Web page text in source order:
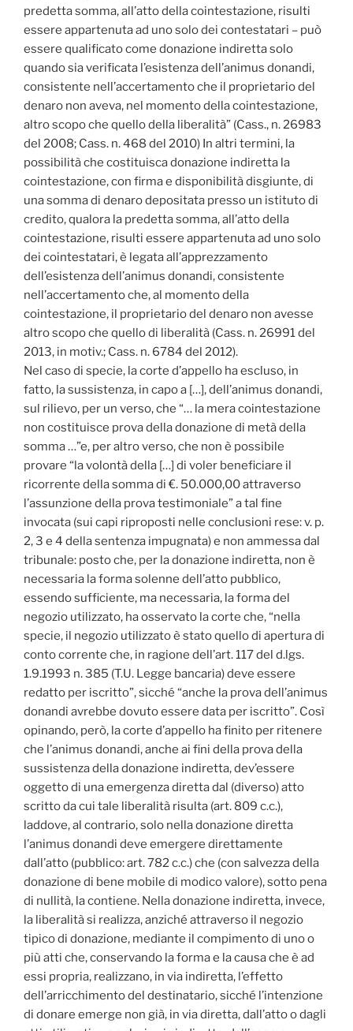
predetta somma, all’atto della cointestazione, risulti
essere appartenuta ad uno solo dei contestatari – può
essere qualificato come donazione indiretta solo
quando sia verificata l’esistenza dell’animus donandi,
consistente nell’accertamento che il proprietario del
denaro non aveva, nel momento della cointestazione,
altro scopo che quello della liberalità” (Cass., n. 26983
del 2008; Cass. n. 468 del 2010) In altri termini, la
possibilità che costituisca donazione indiretta la
cointestazione, con firma e disponibilità disgiunte, di
una somma di denaro depositata presso un istituto di
credito, qualora la predetta somma, all’atto della
cointestazione, risulti essere appartenuta ad uno solo
dei cointestatari, è legata all’apprezzamento
dell’esistenza dell’animus donandi, consistente
nell’accertamento che, al momento della
cointestazione, il proprietario del denaro non avesse
altro scopo che quello di liberalità (Cass. n. 26991 del
2013, in motiv.; Cass. n. 6784 del 2012).
Nel caso di specie, la corte d’appello ha escluso, in
fatto, la sussistenza, in capo a […], dell’animus donandi,
sul rilievo, per un verso, che “… la mera cointestazione
non costituisce prova della donazione di metà della
somma …”e, per altro verso, che non è possibile
provare “la volontà della […] di voler beneficiare il
ricorrente della somma di €. 50.000,00 attraverso
l’assunzione della prova testimoniale” a tal fine
invocata (sui capi riproposti nelle conclusioni rese: v. p.
2, 3 e 4 della sentenza impugnata) e non ammessa dal
tribunale: posto che, per la donazione indiretta, non è
necessaria la forma solenne dell’atto pubblico,
essendo sufficiente, ma necessaria, la forma del
negozio utilizzato, ha osservato la corte che, “nella
specie, il negozio utilizzato è stato quello di apertura di
conto corrente che, in ragione dell’art. 117 del d.lgs.
1.9.1993 n. 385 (T.U. Legge bancaria) deve essere
redatto per iscritto”, sicché “anche la prova dell’animus
donandi avrebbe dovuto essere data per iscritto”. Così
opinando, però, la corte d’appello ha finito per ritenere
che l’animus donandi, anche ai fini della prova della
sussistenza della donazione indiretta, dev’essere
oggetto di una emergenza diretta dal (diverso) atto
scritto da cui tale liberalità risulta (art. 809 c.c.),
laddove, al contrario, solo nella donazione diretta
l’animus donandi deve emergere direttamente
dall’atto (pubblico: art. 782 c.c.) che (con salvezza della
donazione di bene mobile di modico valore), sotto pena
di nullità, la contiene. Nella donazione indiretta, invece,
la liberalità si realizza, anziché attraverso il negozio
tipico di donazione, mediante il compimento di uno o
più atti che, conservando la forma e la causa che è ad
essi propria, realizzano, in via indiretta, l’effetto
dell’arricchimento del destinatario, sicché l’intenzione
di donare emerge non già, in via diretta, dall’atto o dagli